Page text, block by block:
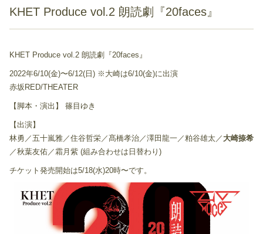
KHET Produce vol.2 朗読劇『20faces』
KHET Produce vol.2 朗読劇『20faces』
2022年6/10(金)〜6/12(日) ※大崎は6/10(金)に出演
赤坂RED/THEATER
【脚本・演出】 篠目ゆき
【出演】
林勇／五十嵐雅／住谷哲栄／髙橋孝治／澤田龍一／粕谷雄太／大崎捺希
／秋葉友佑／霜月紫 (組み合わせは日替わり)
チケット発売開始は5/18(水)20時〜です。